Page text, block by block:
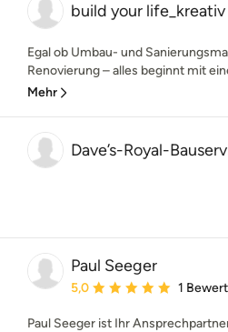
build your
Egal ob Umbau- und
Renovierung – alles beginnt mit
Mehr
Dave’s-Royal-
Paul Seeger
Durchschnittliche
5,0 1
Paul Seeger ist Ihr